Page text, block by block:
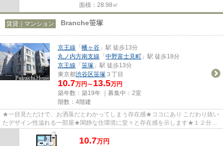
面積：28.98㎡
賃貸｜マンション Branche笹塚
京王線 「幡ヶ谷 」駅 徒歩13分
丸ノ内方南支線 「中野富士見町 」駅 徒歩18分
京王線 「笹塚 」駅 徒歩13分
東京都渋谷区笹塚 ３丁目
10.7万円～ 13.5万円
築年数：築19年 ｜募集中： 2室
階数：4階建
★一目見ただけで、お洒落だとわかってしまう存在感★ココにあり こだわり抜い
たデザイン性溢れる一部屋★閑静な住環境に堂々と存在感を示します★１２分が
遠く感じるかどうかは、周辺環境...
10.7万円